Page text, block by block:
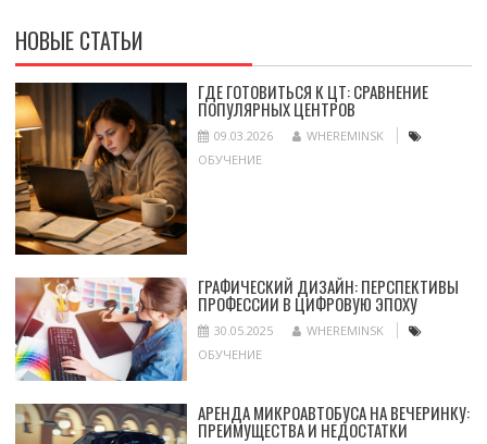
НОВЫЕ СТАТЬИ
ГДЕ ГОТОВИТЬСЯ К ЦТ: СРАВНЕНИЕ
ПОПУЛЯРНЫХ ЦЕНТРОВ
09.03.2026
WHEREMINSK
ОБУЧЕНИЕ
ГРАФИЧЕСКИЙ ДИЗАЙН: ПЕРСПЕКТИВЫ
ПРОФЕССИИ В ЦИФРОВУЮ ЭПОХУ
30.05.2025
WHEREMINSK
ОБУЧЕНИЕ
АРЕНДА МИКРОАВТОБУСА НА ВЕЧЕРИНКУ:
ПРЕИМУЩЕСТВА И НЕДОСТАТКИ